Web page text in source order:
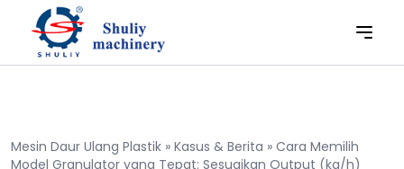
Mesin Daur Ulang Plastik » Kasus & Berita » Cara Memilih
Model Granulator yang Tepat: Sesuaikan Output (kg/h)